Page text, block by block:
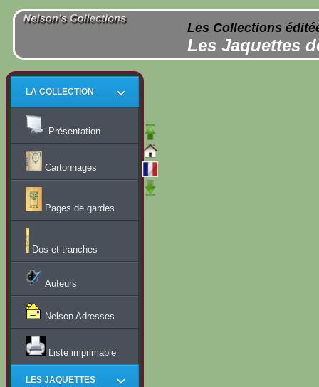
Les Collections
Les Jaquettes
LA COLLECTION
Présentation
Cartonnages
Pages de gardes
Dos et tranches
Auteurs
Nelson Adresses
Liste imprimable
LES JAQUETTES